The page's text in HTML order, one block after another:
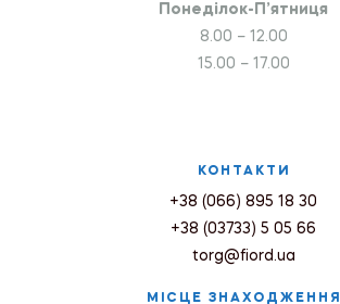
Понеділок-П’ятниця
8.00 – 12.00
15.00 – 17.00
КОНТАКТИ
+38 (066) 895 18 30
+38 (03733) 5 05 66
torg@fiord.ua
МІСЦЕ ЗНАХОДЖЕННЯ